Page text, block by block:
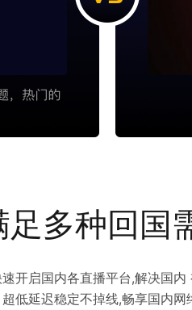
足多种回国
开启国内各直播平台,解决国
超低延迟稳定不掉线,畅享国内网